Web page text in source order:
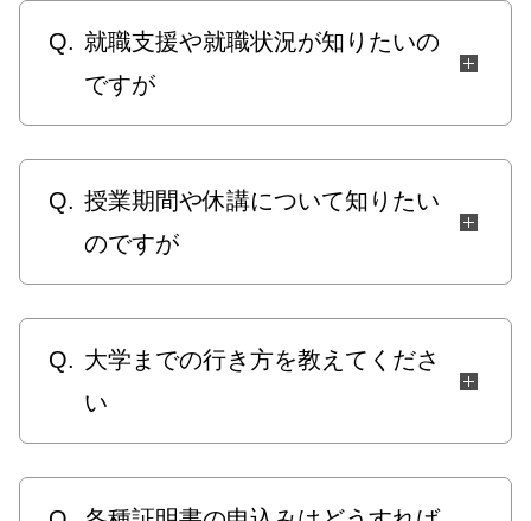
Q. 就職支援や就職状況が知りたいの
ですが
Q. 授業期間や休講について知りたい
のですが
Q. 大学までの行き方を教えてくださ
い